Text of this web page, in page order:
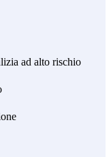
ad alto rischio